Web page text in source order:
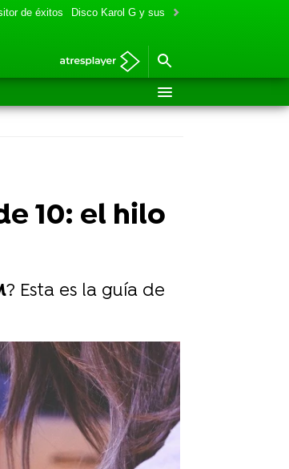
de éxitos Disco Karol G y sus colaboraciones
10: el hilo
? Esta es la guía de